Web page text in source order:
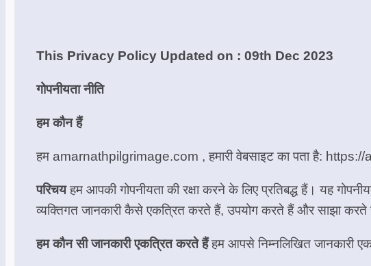
This Privacy Policy Updated on : 09th Dec 2023
गोपनीयता नीति
हम कौन हैं
हम amarnathpilgrimage.com , हमारी वेबसाइट का पता है:
परिचयहम आपकी गोपनीयता की रक्षा करने के लिए प्रतिबद्ध हैं। यह
व्यक्तिगत जानकारी कैसे एकत्रित करते हैं, उपयोग करते हैं और साझा करते
हम कौन सी जानकारी एकत्रित करते हैंहम आपसे निम्नलिखित जानकारी